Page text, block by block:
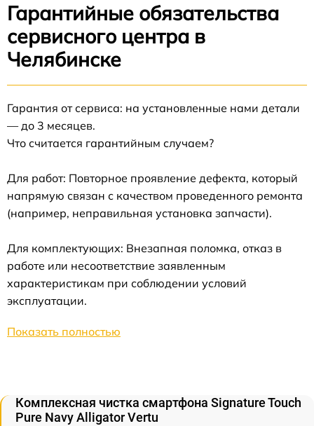
Гарантийные обязательства
сервисного центра в
Челябинске
Гарантия от сервиса: на установленные нами детали
— до 3 месяцев.
Что считается гарантийным случаем?
Для работ: Повторное проявление дефекта, который
напрямую связан с качеством проведенного ремонта
(например, неправильная установка запчасти).
Для комплектующих: Внезапная поломка, отказ в
работе или несоответствие заявленным
характеристикам при соблюдении условий
эксплуатации.
Показать полностью
Комплексная чистка смартфона Signature Touch
Pure Navy Alligator Vertu